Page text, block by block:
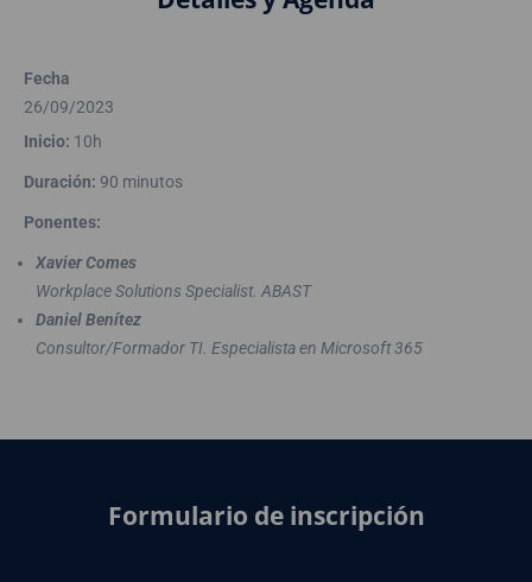
Fecha
26/09/2023
Inicio: 10h
Duración: 90 minutos
Ponentes:
Xavier Comes
Workplace Solutions Specialist. ABAST
Daniel Benítez
Consultor/Formador TI. Especialista en Microsoft 365
Formulario de inscripción